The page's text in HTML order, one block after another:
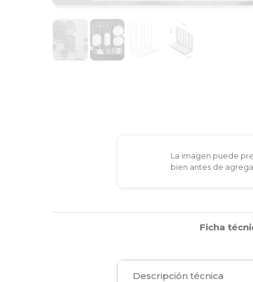
La imagen puede
bien antes de
Ficha
Descripción técnica